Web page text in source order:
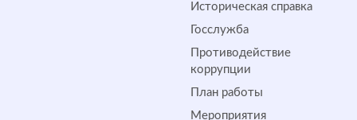
Историческая справка
Госслужба
Противодействие
коррупции
План работы
Мероприятия